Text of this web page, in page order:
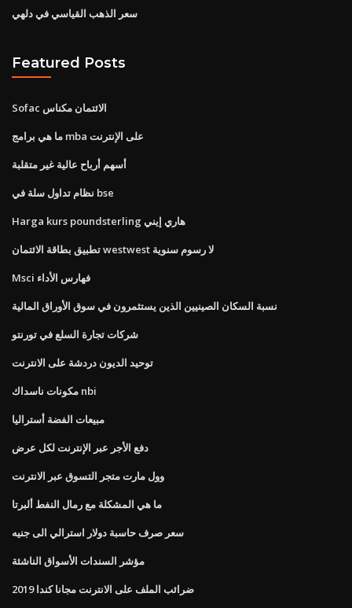
سعر الذهب القياسي في دلهي
Featured Posts
Sofac الائتمان مكناس
ما هي برامج mba على الإنترنت
أسهم أرباح عالية غير متقلبة
نظام تداول سلة في bse
Harga kurs poundsterling هاري إيني
تطبيق بطاقة الائتمان westwest لا رسوم سنوية
Msci فهارس الأداء
نسبة السكان الصينيين الذين يستثمرون في سوق الأوراق المالية
شركات تجارة السلع في تورنتو
توحيد الديون دردشة على الانترنت
مكونات ناسداك nbi
مبيعات الفضة أستراليا
دفع الأجر عبر الإنترنت لكل عرض
وول مارت متجر التسوق عبر الانترنت
ما هي المشكلة مع رمال النفط ألبرتا
سعر صرف حاسبة دولار استرالي الى جنيه
مؤشر السندات الأسواق الناشئة
ضرائب الملف على الانترنت مجانا كندا 2019